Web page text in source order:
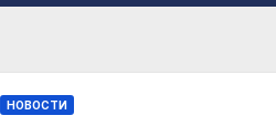
НОВОСТИ